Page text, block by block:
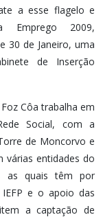
a esse flagelo e
Emprego 2009,
30 de Janeiro, uma
de Inserção
Côa trabalha em
Social, com a
de Moncorvo e
várias entidades do
as quais têm por
e o apoio das
a captação de